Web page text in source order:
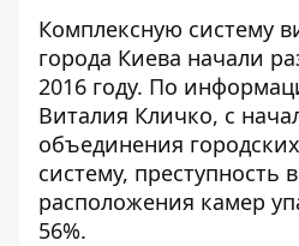
Комплексную систему
города Киева начали
2016 году. По
Виталия Кличко, с
объединения
систему, преступность
расположения камер
56%.